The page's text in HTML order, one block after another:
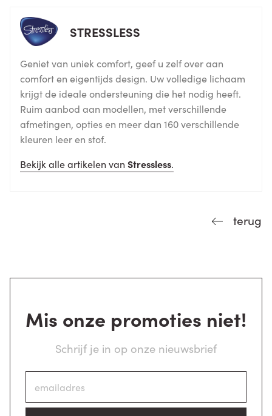
STRESSLESS
Geniet van uniek comfort, geef u zelf over aan
comfort en eigentijds design. Uw volledige lichaam
krijgt de ideale ondersteuning die het nodig heeft.
Ruim aanbod aan modellen, met verschillende
afmetingen, opties en meer dan 160 verschillende
kleuren leer en stof.
Bekijk alle artikelen van Stressless.
terug
Mis onze promoties niet!
Schrijf je in op onze nieuwsbrief